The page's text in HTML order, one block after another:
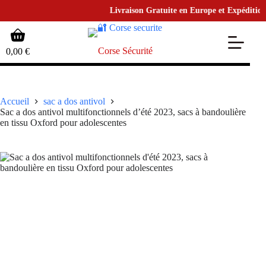
Livraison Gratuite en Europe et Expédition
contenu
Panier
d’achat
0,00 € Corse Sécurité
Accueil
sac a dos antivol
Sac a dos antivol multifonctionnels d’été 2023, sacs à bandoulière
en tissu Oxford pour adolescentes